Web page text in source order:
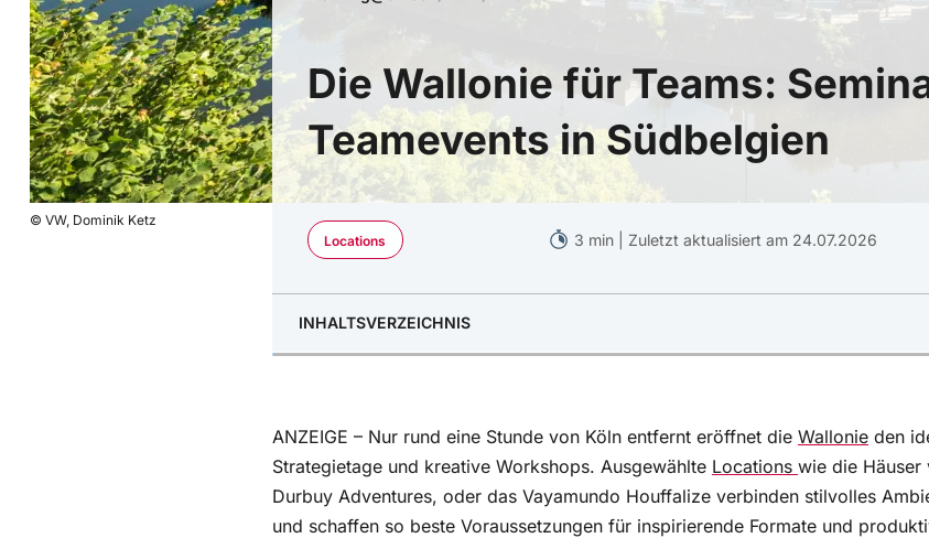
Die Wallonie für Teams:
Teamevents in Südbelgien
© VW, Dominik Ketz
Locations
3 min | Zuletzt aktualisiert am 24.07.2026
INHALTSVERZEICHNIS
ANZEIGE – Nur rund eine Stunde von Köln entfernt eröffnet die Wallonie den
Strategietage und kreative Workshops. Ausgewählte Locations wie die Häuser
Durbuy Adventures, oder das Vayamundo Houffalize verbinden stilvolles
und schaffen so beste Voraussetzungen für inspirierende Formate und